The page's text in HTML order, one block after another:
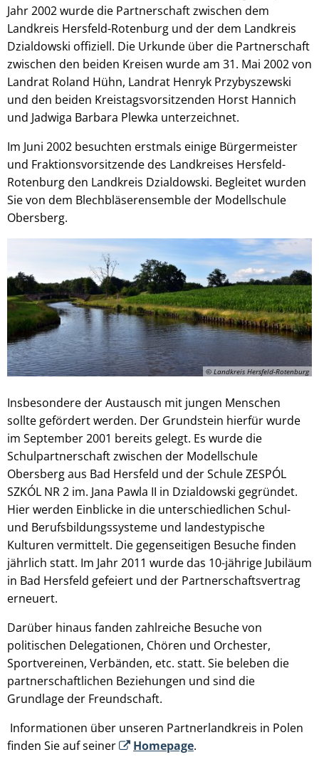
Jahr 2002 wurde die Partnerschaft zwischen dem
Landkreis Hersfeld-Rotenburg und der dem Landkreis
Dzialdowski offiziell. Die Urkunde über die Partnerschaft
zwischen den beiden Kreisen wurde am 31. Mai 2002 von
Landrat Roland Hühn, Landrat Henryk Przybyszewski
und den beiden Kreistagsvorsitzenden Horst Hannich
und Jadwiga Barbara Plewka unterzeichnet.
Im Juni 2002 besuchten erstmals einige Bürgermeister
und Fraktionsvorsitzende des Landkreises Hersfeld-
Rotenburg den Landkreis Dzialdowski. Begleitet wurden
Sie von dem Blechbläserensemble der Modellschule
Obersberg.
© Landkreis Hersfeld-Rotenburg
Insbesondere der Austausch mit jungen Menschen
sollte gefördert werden. Der Grundstein hierfür wurde
im September 2001 bereits gelegt. Es wurde die
Schulpartnerschaft zwischen der Modellschule
Obersberg aus Bad Hersfeld und der Schule ZESPÓL
SZKÓL NR 2 im. Jana Pawla II in Dzialdowski gegründet.
Hier werden Einblicke in die unterschiedlichen Schul-
und Berufsbildungssysteme und landestypische
Kulturen vermittelt. Die gegenseitigen Besuche finden
jährlich statt. Im Jahr 2011 wurde das 10-jährige Jubiläum
in Bad Hersfeld gefeiert und der Partnerschaftsvertrag
erneuert.
Darüber hinaus fanden zahlreiche Besuche von
politischen Delegationen, Chören und Orchester,
Sportvereinen, Verbänden, etc. statt. Sie beleben die
partnerschaftlichen Beziehungen und sind die
Grundlage der Freundschaft.
Informationen über unseren Partnerlandkreis in Polen
finden Sie auf seiner
Homepage.